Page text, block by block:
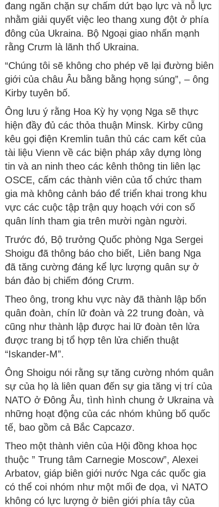
đang ngăn chặn sự chấm dứt bạo lực và nỗ lực
nhằm giải quyết việc leo thang xung đột ở phía
đông của Ukraina. Bộ Ngoại giao nhấn mạnh
rằng Crưm là lãnh thổ Ukraina.
“Chúng tôi sẽ không cho phép vẽ lại đường biên
giới của châu Âu bằng bằng họng súng”, – ông
Kirby tuyên bố.
Ông lưu ý rằng Hoa Kỳ hy vọng Nga sẽ thực
hiện đầy đủ các thỏa thuận Minsk. Kirby cũng
kêu gọi điện Kremlin tuân thủ các cam kết của
tài liệu Vienn về các biện pháp xây dựng lòng
tin và an ninh theo các kênh thông tin liên lạc
OSCE, cấm các thành viên của tổ chức tham
gia mà không cảnh báo để triển khai trong khu
vực các cuộc tập trận quy hoạch với con số
quân lính tham gia trên mười ngàn người.
Trước đó, Bộ trưởng Quốc phòng Nga Sergei
Shoigu đã thông báo cho biết, Liên bang Nga
đã tăng cường đáng kể lực lượng quân sự ở
bán đảo bị chiếm đóng Crưm.
Theo ông, trong khu vực này đã thành lập bốn
quân đoàn, chín lữ đoàn và 22 trung đoàn, và
cũng như thành lập được hai lữ đoàn tên lửa
được trang bị tổ hợp tên lửa chiến thuật
“Iskander-M”.
Ông Shoigu nói rằng sự tăng cường nhóm quân
sự của họ là liên quan đến sự gia tăng vị trí của
NATO ở Đông Âu, tình hình chung ở Ukraina và
những hoạt động của các nhóm khủng bố quốc
tế, bao gồm cả Bắc Capcazơ.
Theo một thành viên của Hội đồng khoa học
thuộc ” Trung tâm Carnegie Moscow”, Alexei
Arbatov, giáp biên giới nước Nga các quốc gia
có thể coi nhóm như một mối đe dọa, vì NATO
không có lực lượng ở biên giới phía tây của